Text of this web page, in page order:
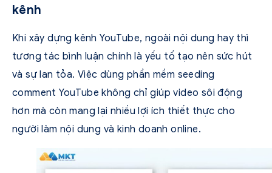
kênh
Khi xây dựng kênh YouTube, ngoài nội dung hay thì
tương tác bình luận chính là yếu tố tạo nên sức hút
và sự lan tỏa. Việc dùng phần mềm seeding
comment YouTube không chỉ giúp video sôi động
hơn mà còn mang lại nhiều lợi ích thiết thực cho
người làm nội dung và kinh doanh online.